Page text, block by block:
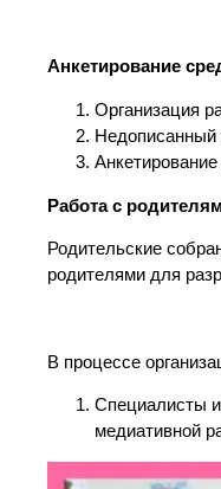
Анкетирование
Организация
Недописанный
Работа с
Родительские
родителями для
В процессе
Специалисты
медиативной